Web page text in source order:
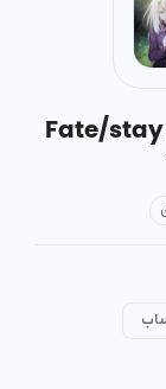
Fate/stay